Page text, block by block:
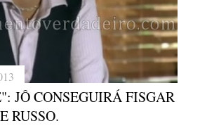
JÔ CONSEGUIRÁ FISGAR
RUSSO.